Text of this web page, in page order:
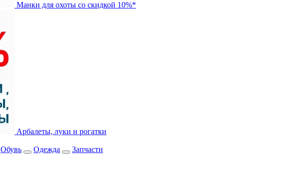
Манки для охоты со скидкой 10%*
Арбалеты, луки и рогатки
Обувь Одежда Запчасти